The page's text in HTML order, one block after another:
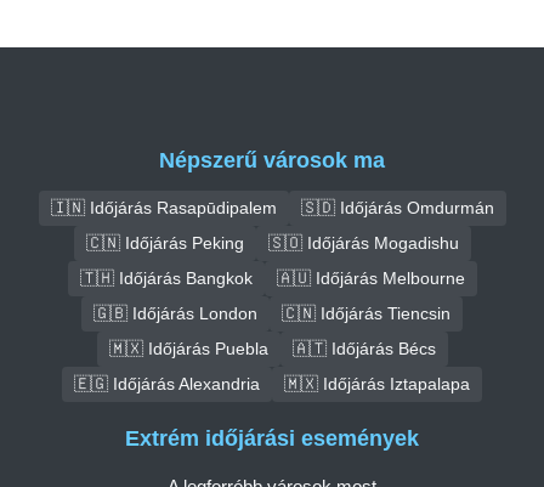
Népszerű városok ma
🇮🇳 Időjárás Rasapūdipalem
🇸🇩 Időjárás Omdurmán
🇨🇳 Időjárás Peking
🇸🇴 Időjárás Mogadishu
🇹🇭 Időjárás Bangkok
🇦🇺 Időjárás Melbourne
🇬🇧 Időjárás London
🇨🇳 Időjárás Tiencsin
🇲🇽 Időjárás Puebla
🇦🇹 Időjárás Bécs
🇪🇬 Időjárás Alexandria
🇲🇽 Időjárás Iztapalapa
Extrém időjárási események